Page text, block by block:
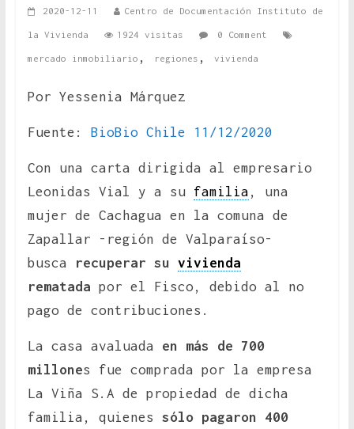
2020-12-11 Centro de Documentación Instituto de
la Vivienda 1924 visitas 0 Comment
mercado inmobiliario , regiones , vivienda
Por Yessenia Márquez
Fuente: BioBio Chile 11/12/2020
Con una carta dirigida al empresario
Leonidas Vial y a su familia , una
mujer de Cachagua en la comuna de
Zapallar -región de Valparaíso-
busca
recuperar su vivienda
rematada por el Fisco, debido al no
pago de contribuciones.
La casa avaluada en más de 700
millones fue comprada por la empresa
La Viña S.A de propiedad de dicha
familia, quienes sólo pagaron 400